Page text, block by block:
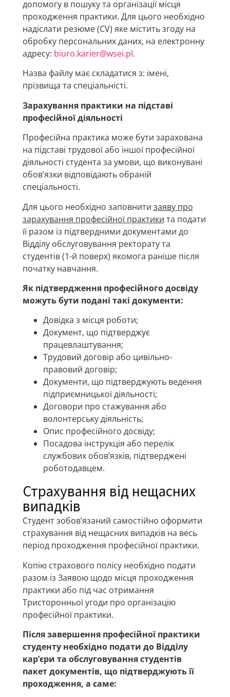
допомогу в пошуку та організації місця
проходження практики. Для цього необхідно
надіслати резюме (CV) яке містить згоду на
обробку персональних даних, на електронну
адресу: biuro.karier@wsei.pl.
Назва файлу має складатися з: імені,
прізвища та спеціальністі.
Зарахування практики на підставі
професійної діяльності
Професійна практика може бути зарахована
на підставі трудової або іншої професійної
діяльності студента за умови, що виконувані
обов’язки відповідають обраній
спеціальності.
Для цього необхідно заповнити заяву про
зарахування професійної практики та подати
її разом із підтвердними документами до
Відділу обслуговування ректорату та
студентів (1-й поверх) якомога раніше після
початку навчання.
Як підтвердження професійного досвіду
можуть бути подані такі документи:
Довідка з місця роботи;
Документ, що підтверджує
працевлаштування;
Трудовий договір або цивільно-
правовий договір;
Документи, що підтверджують ведення
підприємницької діяльності;
Договори про стажування або
волонтерську діяльність;
Опис професійного досвіду;
Посадова інструкція або перелік
службових обов’язків, підтверджені
роботодавцем.
Страхування від нещасних
випадків
Студент зобов’язаний самостійно оформити
страхування від нещасних випадків на весь
період проходження професійної практики.
Копію страхового полісу необхідно подати
разом із Заявою щодо місця проходження
практики або під час отримання
Тристоронньої угоди про організацію
професійної практики.
Після завершення професійної практики
студенту необхідно подати до Відділу
кар’єри та обслуговування студентів
пакет документів, що підтверджують її
проходження, а саме: